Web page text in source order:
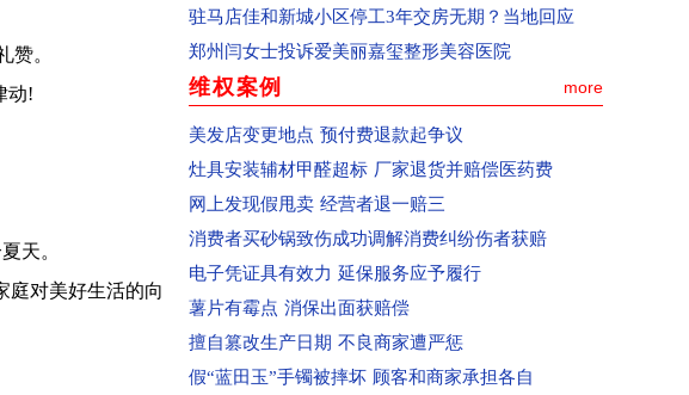
。
动!
天。
对美好生活的向
回复：河南省郑州高新区群众投诉金海西湖美景小
回复：河南省郑州二七区群众投诉河南书山教育已
已受理：河南省郑州金水区群众投诉郑州康宁南洋
已受理：佛山消费者梁女士投诉Owhat
已收到：消费者投诉新蔡县共享电动车
已收到：业主投诉焦作市常绿林溪谷
已受理：郑州市消费者投诉河南移动
已收到：业主投诉永城市观湖壹号
已受理：海南孟女士投诉京东
已受理：河南洛阳市群众投诉洛阳百汇城
已受理：业主投诉新郑民航国际玺苑
驻马店佳和新城小区停工3年交房无期？当地回应
郑州闫女士投诉爱美丽嘉玺整形美容医院
维权案例 more
美发店变更地点 预付费退款起争议
灶具安装辅材甲醛超标 厂家退货并赔偿医药费
网上发现假甩卖 经营者退一赔三
消费者买砂锅致伤成功调解消费纠纷伤者获赔
电子凭证具有效力 延保服务应予履行
薯片有霉点 消保出面获赔偿
擅自篡改生产日期 不良商家遭严惩
假“蓝田玉”手镯被摔坏 顾客和商家承担各自